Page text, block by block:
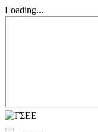
Loading...